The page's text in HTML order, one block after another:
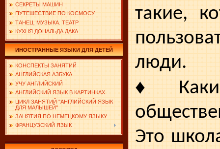
СЕКРЕТЫ МАШИН
ПУТЕШЕСТВИЕ ПО КОСМОСУ
ТАНЕЦ. МУЗЫКА. ТЕАТР
КУХНЯ ДОНАЛЬДА ДАКА
ИНОСТРАННЫЕ ЯЗЫКИ ДЛЯ ДЕТЕЙ
КОНСПЕКТЫ ЗАНЯТИЙ
АНГЛИЙСКАЯ АЗБУКА
УЧУ АНГЛИЙСКИЙ
АНГЛИЙСКИЙ ЯЗЫК В КАРТИНКАХ
ЦИКЛ ЗАНЯТИЙ "АНГЛИЙСКИЙ ЯЗЫК
ДЛЯ МАЛЫШЕЙ"
ЗАНЯТИЯ ПО НЕМЕЦКОМУ ЯЗЫКУ
ФРАНЦУЗСКИЙ ЯЗЫК
такие,
люди.
♦
Это